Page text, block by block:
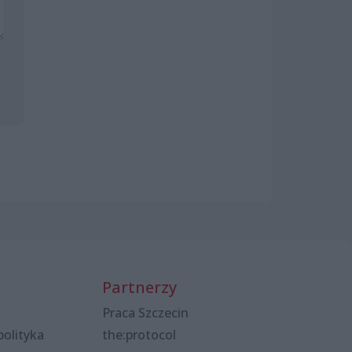
Partnerzy
Praca Szczecin
the:protocol